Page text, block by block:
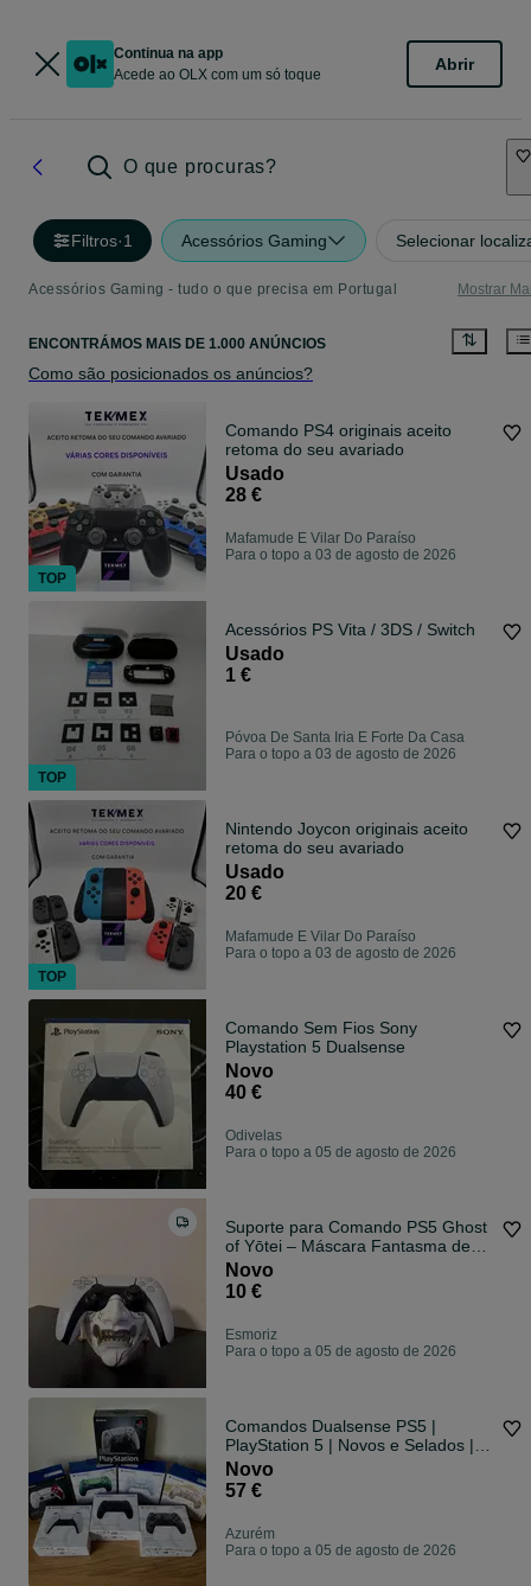
Continua na app
Acede ao OLX com um só toque
Abrir
O que procuras?
Filtros·1 Acessórios Gaming Selecionar
Acessórios Gaming - tudo o que precisa em Portugal Mostrar
ENCONTRÁMOS MAIS DE 1.000 ANÚNCIOS
Como são posicionados os anúncios?
Comando PS4 originais aceito
retoma do seu avariado
Usado
28 €
Mafamude E Vilar Do Paraíso
Para o topo a 03 de agosto de 2026
Acessórios PS Vita / 3DS / Switch
Usado
1 €
Póvoa De Santa Iria E Forte Da Casa
Para o topo a 03 de agosto de 2026
Nintendo Joycon originais aceito
retoma do seu avariado
Usado
20 €
Mafamude E Vilar Do Paraíso
Para o topo a 03 de agosto de 2026
Comando Sem Fios Sony
Playstation 5 Dualsense
Novo
40 €
Odivelas
Para o topo a 05 de agosto de 2026
Suporte para Comando PS5 Ghost
of Yōtei – Máscara Fantasma de
Atsu | Pintado à Mão
Novo
10 €
Esmoriz
Para o topo a 05 de agosto de 2026
Comandos Dualsense PS5 |
PlayStation 5 | Novos e Selados |
Edições Limitadas
Novo
57 €
Azurém
Para o topo a 05 de agosto de 2026
TOP
TOP
TOP